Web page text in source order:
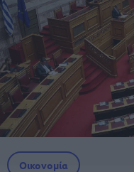
Οικονομία